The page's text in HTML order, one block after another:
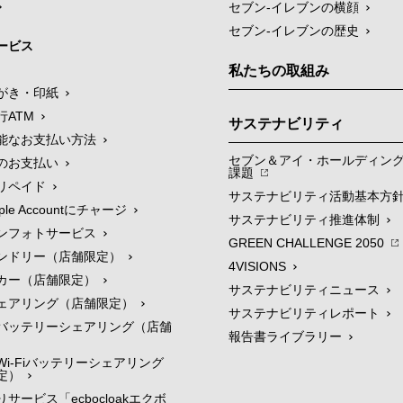
ビス
き・印紙
ATM
なお支払い方法
お支払い
ペイド
Accountにチャージ
フォトサービス
ドリー（店舗限定）
ー（店舗限定）
アリング（店舗限定）
ッテリーシェアリング（店舗
Fiバッテリーシェアリング
サービス「ecbocloakエクボ
セブン-イレブンの横顔
セブン-イレブンの歴史
私たちの取組み
サステナビリティ
セブン＆アイ・ホールディン
課題
サステナビリティ活動基本方
サステナビリティ推進体制
GREEN CHALLENGE 2050
4VISIONS
サステナビリティニュース
サステナビリティレポート
報告書ライブラリー